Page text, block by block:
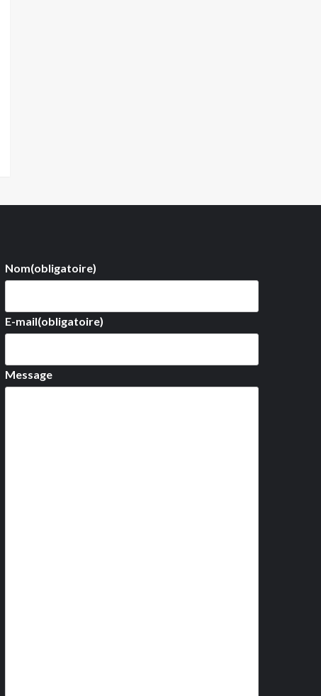
Nom(obligatoire)
E-mail(obligatoire)
Message